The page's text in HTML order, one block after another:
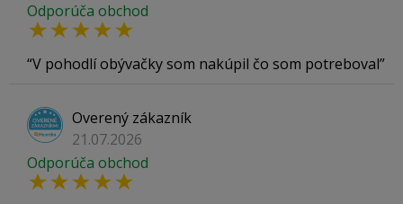
Odporúča obchod
V pohodlí obývačky som nakúpil čo som potreboval
Overený zákazník
21.07.2026
Odporúča obchod